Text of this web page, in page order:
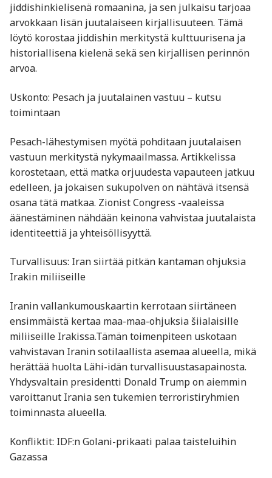
jiddishinkielisenä romaanina, ja sen julkaisu tarjoaa
arvokkaan lisän juutalaiseen kirjallisuuteen. Tämä
löytö korostaa jiddishin merkitystä kulttuurisena ja
historiallisena kielenä sekä sen kirjallisen perinnön
arvoa. ​
Uskonto: Pesach ja juutalainen vastuu – kutsu
toimintaan
Pesach-lähestymisen myötä pohditaan juutalaisen
vastuun merkitystä nykymaailmassa. Artikkelissa
korostetaan, että matka orjuudesta vapauteen jatkuu
edelleen, ja jokaisen sukupolven on nähtävä itsensä
osana tätä matkaa. Zionist Congress -vaaleissa
äänestäminen nähdään keinona vahvistaa juutalaista
identiteettiä ja yhteisöllisyyttä. ​
Turvallisuus: Iran siirtää pitkän kantaman ohjuksia
Irakin miliiseille
Iranin vallankumouskaartin kerrotaan siirtäneen
ensimmäistä kertaa maa-maa-ohjuksia šiialaisille
miliiseille Irakissa.Tämän toimenpiteen uskotaan
vahvistavan Iranin sotilaallista asemaa alueella, mikä
herättää huolta Lähi-idän turvallisuustasapainosta.
Yhdysvaltain presidentti Donald Trump on aiemmin
varoittanut Irania sen tukemien terroristiryhmien
toiminnasta alueella. ​
Konfliktit: IDF:n Golani-prikaati palaa taisteluihin
Gazassa